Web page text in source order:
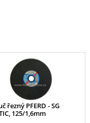
řezný PFERD - SG
125/1,6mm